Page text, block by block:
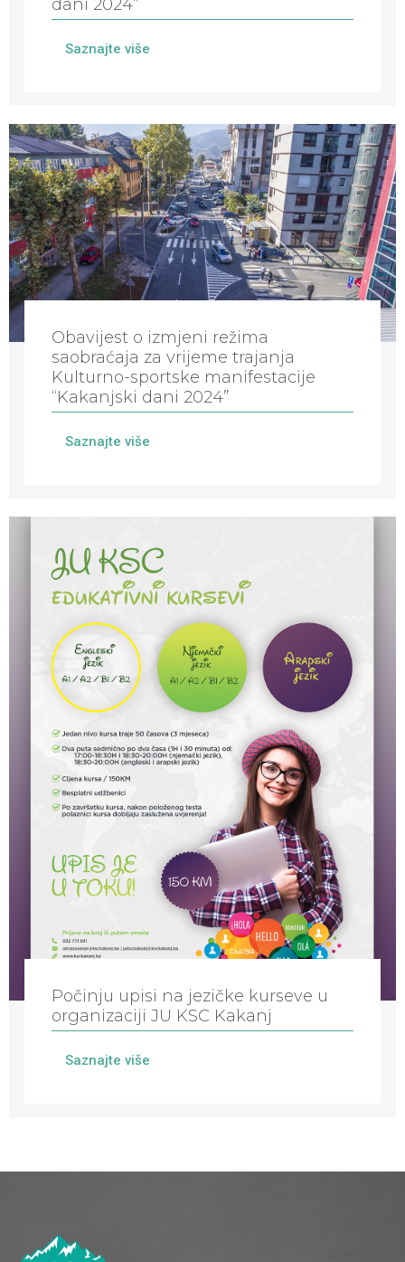
dani 2024”
Saznajte više
Obavijest o izmjeni režima
saobraćaja za vrijeme trajanja
Kulturno-sportske manifestacije
“Kakanjski dani 2024”
Saznajte više
Počinju upisi na jezičke kurseve u
organizaciji JU KSC Kakanj
Saznajte više